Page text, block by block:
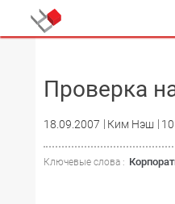
Проверка
18.09.2007 Ким Нэш
Ключевые слова :